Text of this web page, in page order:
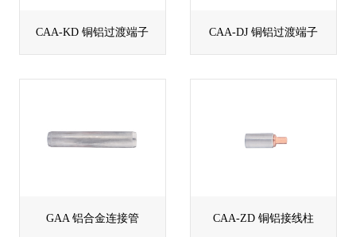
CAA-KD 铜铝过渡端子 CAA-DJ 铜铝过渡端子
GAA 铝合金连接管 CAA-ZD 铜铝接线柱